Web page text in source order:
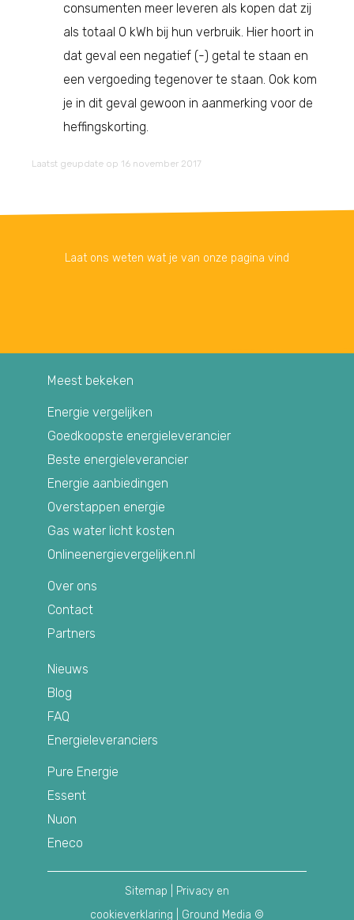
consumenten meer leveren als kopen dat zij
als totaal 0 kWh bij hun verbruik. Hier hoort in
dat geval een negatief (-) getal te staan en
een vergoeding tegenover te staan. Ook kom
je in dit geval gewoon in aanmerking voor de
heffingskorting.
Laatst geupdate op 16 november 2017
Laat ons weten wat je van onze pagina vind
Meest bekeken
Energie vergelijken
Goedkoopste energieleverancier
Beste energieleverancier
Energie aanbiedingen
Overstappen energie
Gas water licht kosten
Onlineenergievergelijken.nl
Over ons
Contact
Partners
Nieuws
Blog
FAQ
Energieleveranciers
Pure Energie
Essent
Nuon
Eneco
Sitemap
Privacy en
cookieverklaring | Ground Media ©